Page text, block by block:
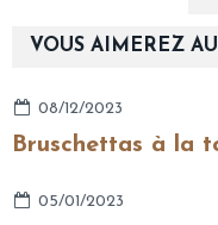
VOUS AIMEREZ
08/12/2023
Bruschettas à la
05/01/2023